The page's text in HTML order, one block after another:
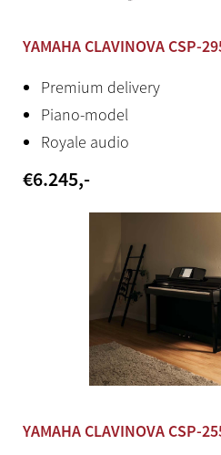
Standard phone jack (R, L/L+R)
USB to device
Ja
Hoofdtelefoon
Standaard stereo jack (2x)
Productstatus
Herkomst
Stroomadapter
YAMAHA CLAVINOVA CSP-
Premium delivery
Piano-model
Royale audio
€6.245,-
YAMAHA CLAVINOVA CSP-